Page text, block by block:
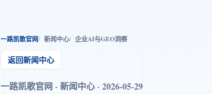
一路凯歌官网 新闻中心 企业AI与GEO洞察
返回新闻中心
一路凯歌官网 · 新闻中心 · 2026-05-29